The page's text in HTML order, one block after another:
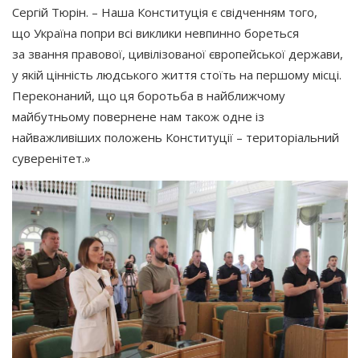
Сергій Тюрін. – Наша Конституція є свідченням того,
що Україна попри всі виклики невпинно бореться
за звання правової, цивілізованої європейської держави,
у якій цінність людського життя стоїть на першому місці.
Переконаний, що ця боротьба в найближчому
майбутньому повернене нам також одне із
найважливіших положень Конституції – територіальний
суверенітет.»